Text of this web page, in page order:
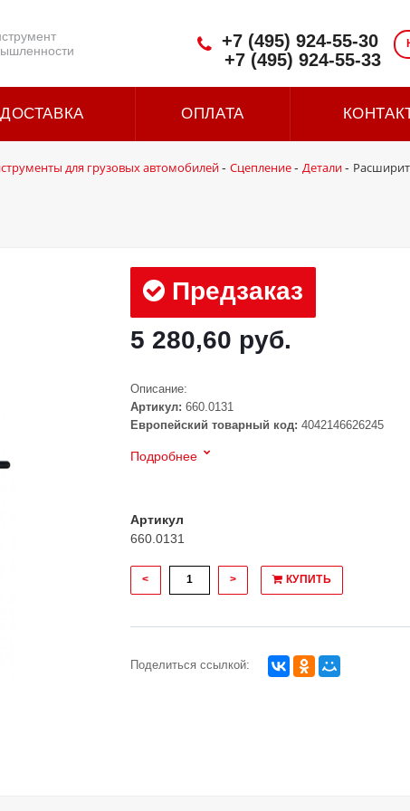
+7 (495) 924-55-30
+7 (495) 924-55-33
ДОСТАВКА ОПЛАТА
для грузовых автомобилей- Сцепление- Детали-
Предзаказ
5 280,60 руб.
Описание:
Артикул: 660.0131
Европейский товарный код: 4042146626245
Подробнее
Артикул
660.0131
< > КУПИТЬ
Поделиться ссылкой: